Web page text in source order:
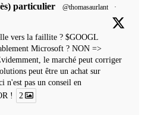
particulier @thomasaurlant
·
vers la faillite ? $GOOGL
Microsoft ? NON =>
le marché peut corriger
peut être un achat sur
n'est pas un conseil en
!
2